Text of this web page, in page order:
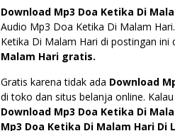
Download Mp3 Doa Ketika Di
Audio Mp3 Doa Ketika Di Malam
Ketika Di Malam Hari di postingan ini
Malam Hari gratis.
Gratis karena tidak ada Download
di toko dan situs belanja online.
Download Mp3 Doa Ketika Di
Mp3 Doa Ketika Di Malam Hari Di